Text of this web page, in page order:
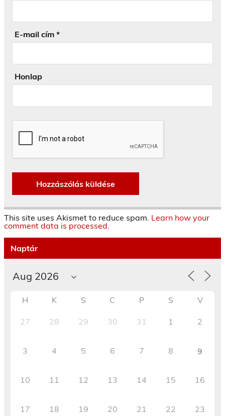
E-mail cím *
Honlap
This site uses Akismet to reduce spam. Learn how your
comment data is processed.
Naptár
H K S C P S V
27 28 29 30 31 1 2
3 4 5 6 7 8 9
10 11 12 13 14 15 16
17 18 19 20 21 22 23